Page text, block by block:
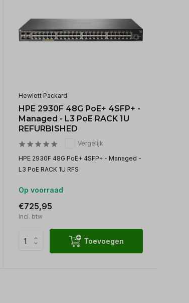
Hewlett Packard
HPE 2930F 48G PoE+ 4SFP+ -
Managed - L3 PoE RACK 1U
REFURBISHED
Vergelijk
HPE 2930F 48G PoE+ 4SFP+ - Managed -
L3 PoE RACK 1U RFS
Op voorraad
€725,95
Incl. btw
Toevoegen